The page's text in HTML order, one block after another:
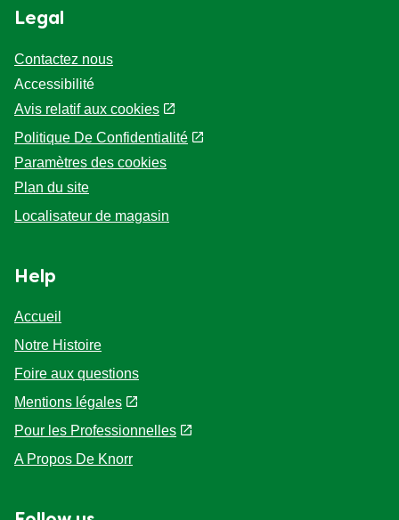
Legal
Contactez nous
Accessibilité
Avis relatif aux cookies
Politique De Confidentialité
Paramètres des cookies
Plan du site
Localisateur de magasin
Help
Accueil
Notre Histoire
Foire aux questions
Mentions légales
Pour les Professionnelles
A Propos De Knorr